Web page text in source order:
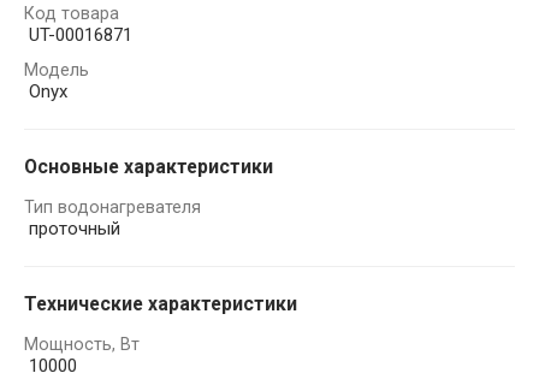
Код товара
UT-00016871
Модель
Onyx
Основные характеристики
Тип водонагревателя
проточный
Технические характеристики
Мощность, Вт
10000